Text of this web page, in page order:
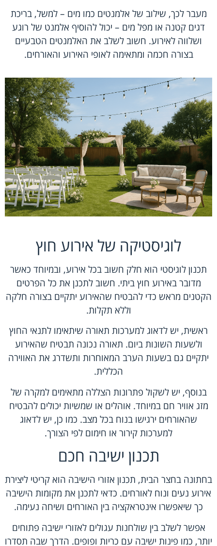
מעבר לכך, שילוב של אלמנטים כמו מים – למשל, בריכת
דגים קטנה או מפל מים – יכול להוסיף אלמנט של רוגע
ושלווה לאירוע. חשוב לשלב את האלמנטים הטבעיים
בצורה חכמה ומתאימה לאופי האירוע והאורחים.
לוגיסטיקה של אירוע חוץ
תכנון לוגיסטי הוא חלק חשוב בכל אירוע, ובמיוחד כאשר
מדובר באירוע חוץ ביתי. חשוב לתכנן את כל הפרטים
הקטנים מראש כדי להבטיח שהאירוע יתקיים בצורה חלקה
וללא תקלות.
ראשית, יש לדאוג למערכות תאורה שיתאימו לתנאי החוץ
ולשעות השונות ביום. תאורה נכונה תבטיח שהאירוע
יתקיים גם בשעות הערב המאוחרות ותשדרג את האווירה
הכללית.
בנוסף, יש לשקול פתרונות הצללה מתאימים למקרה של
מזג אוויר חם במיוחד. אוהלים או שמשיות יכולים להבטיח
שהאורחים ירגישו בנוח בכל מצב. כמו כן, יש לדאוג
למערכות קירור או חימום לפי הצורך.
תכנון ישיבה חכם
בחתונה בחצר הבית, תכנון אזורי הישיבה הוא קריטי ליצירת
אירוע נעים ונוח לאורחים. כדאי לתכנן את מקומות הישיבה
כך שיאפשרו אינטראקציה בין האורחים ושיחה נעימה.
אפשר לשלב בין שולחנות עגולים לאזורי ישיבה פתוחים
יותר, כמו פינות ישיבה עם כריות ופופים. הדרך שבה תסדרו